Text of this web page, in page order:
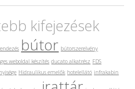
kifejezések
bútor bútorszerelvény
weboldal készítés ducato alkatrész FDS
Hidraulikus emelők hotelellátó infrakabin